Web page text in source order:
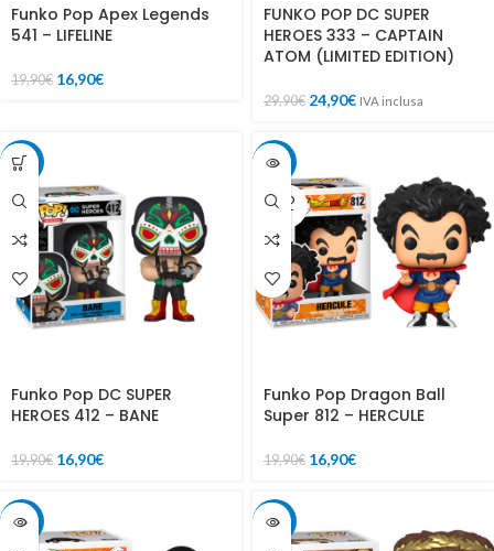
Funko Pop Apex Legends
541 – LIFELINE
19,90€ 16,90€
FUNKO POP DC SUPER
HEROES 333 – CAPTAIN
ATOM (LIMITED EDITION)
29,90€ 24,90€ IVA inclusa
-15%
Funko Pop DC SUPER
HEROES 412 – BANE
19,90€ 16,90€
-15%
SOLD
OUT
Funko Pop Dragon Ball
Super 812 – HERCULE
19,90€ 16,90€
-20% -20%